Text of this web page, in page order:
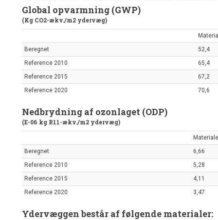
Global opvarmning (GWP)
(Kg CO2-ækv./m2 ydervæg)
Beregnet
52,4
Reference 2010
65,4
Reference 2015
67,2
Reference 2020
70,6
Nedbrydning af ozonlaget (ODP)
(E-06 kg R11-ækv./m2 ydervæg)
Beregnet
6,66
Reference 2010
5,28
Reference 2015
4,11
Reference 2020
3,47
Ydervæggen består af følgende materialer: